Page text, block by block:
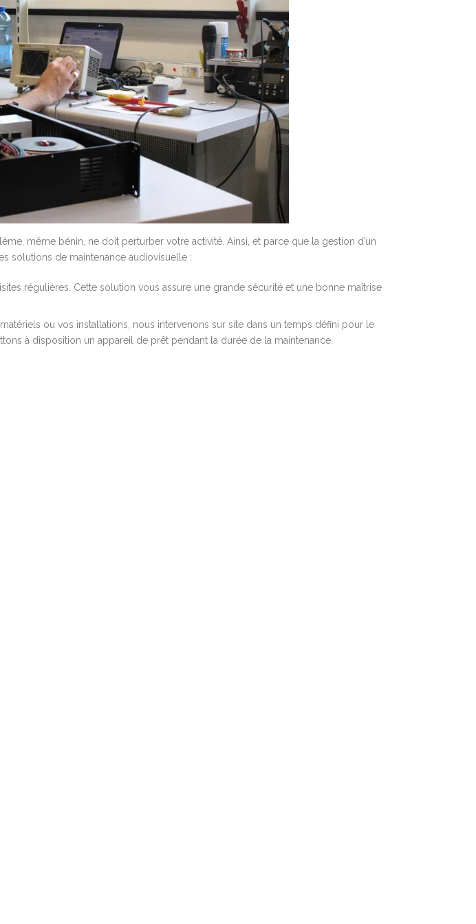
même bénin, ne doit perturber votre activité. Ainsi, et parce que la gestion d’un
solutions de maintenance audiovisuelle :
régulières. Cette solution vous assure une grande sécurité et une bonne maîtrise
ou vos installations, nous intervenons sur site dans un temps défini pour le
à disposition un appareil de prêt pendant la durée de la maintenance.